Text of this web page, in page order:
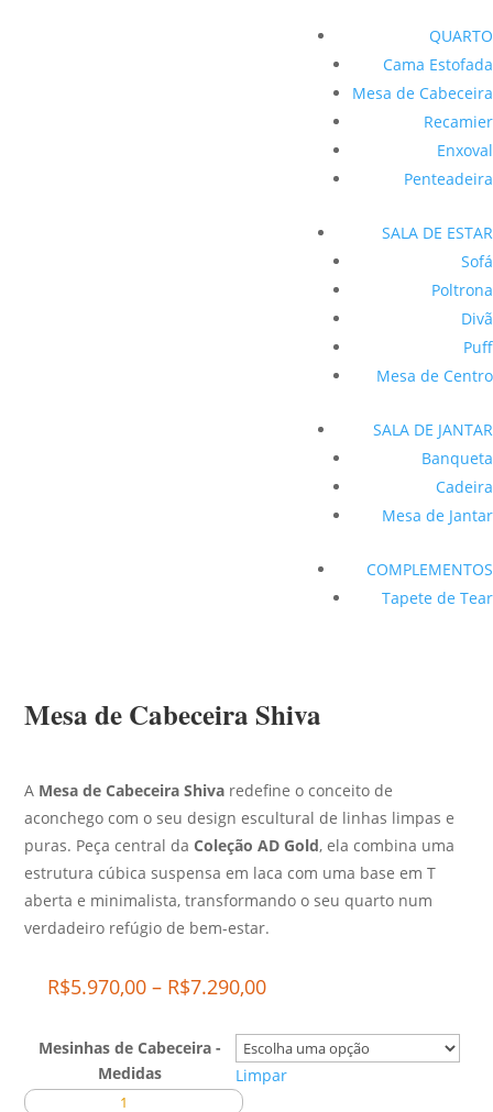
QUARTO
Cama Estofada
Mesa de Cabeceira
Recamier
Enxoval
Penteadeira
SALA DE ESTAR
Sofá
Poltrona
Divã
Puff
Mesa de Centro
SALA DE JANTAR
Banqueta
Cadeira
Mesa de Jantar
COMPLEMENTOS
Tapete de Tear
Mesa de Cabeceira Shiva
A Mesa de Cabeceira Shiva redefine o conceito de
aconchego com o seu design escultural de linhas limpas e
puras. Peça central daColeção AD Gold, ela combina uma
estrutura cúbica suspensa em laca com uma base em T
aberta e minimalista, transformando o seu quarto num
verdadeiro refúgio de bem-estar.
R$5.970,00 – R$7.290,00Price
R$5.970,00
through
R$7.290,00
Mesinhas de Cabeceira -
Medidas
Limpar
Mesa